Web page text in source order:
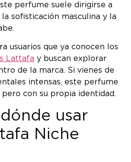
perfume suele dirigirse a
sofisticación masculina y la
usuarios que ya conocen los
Lattafa y buscan explorar
de la marca. Si vienes de
intensas, este perfume
con su propia identidad.
usar
Niche